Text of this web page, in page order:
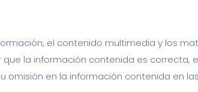
el contenido multimedia y los
la información contenida es correcta,
omisión en la información contenida en